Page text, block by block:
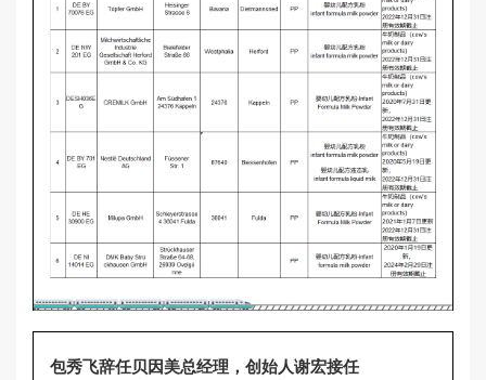
包秀飞辞任贝因美总经理，创始人谢宏接任